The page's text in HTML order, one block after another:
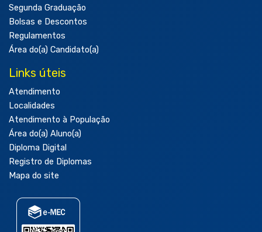
Segunda Graduação
Bolsas e Descontos
Regulamentos
Área do(a) Candidato(a)
Links úteis
Atendimento
Localidades
Atendimento à População
Área do(a) Aluno(a)
Diploma Digital
Registro de Diplomas
Mapa do site